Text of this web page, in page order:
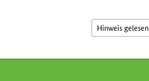
Hinweis gelesen